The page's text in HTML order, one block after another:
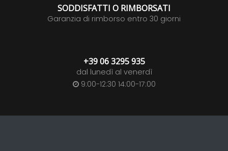
SODDISFATTI O RIMBORSATI
Garanzia di rimborso entro 30 giorni
+39 06 3295 935
dal lunedì al venerdì
9:00-12:30 14:00-17:00